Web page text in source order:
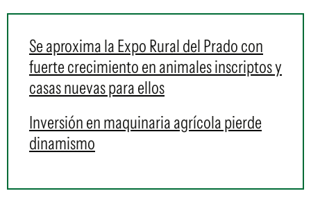
Se aproxima la Expo Rural del Prado con
fuerte crecimiento en animales inscriptos y
casas nuevas para ellos
Inversión en maquinaria agrícola pierde
dinamismo